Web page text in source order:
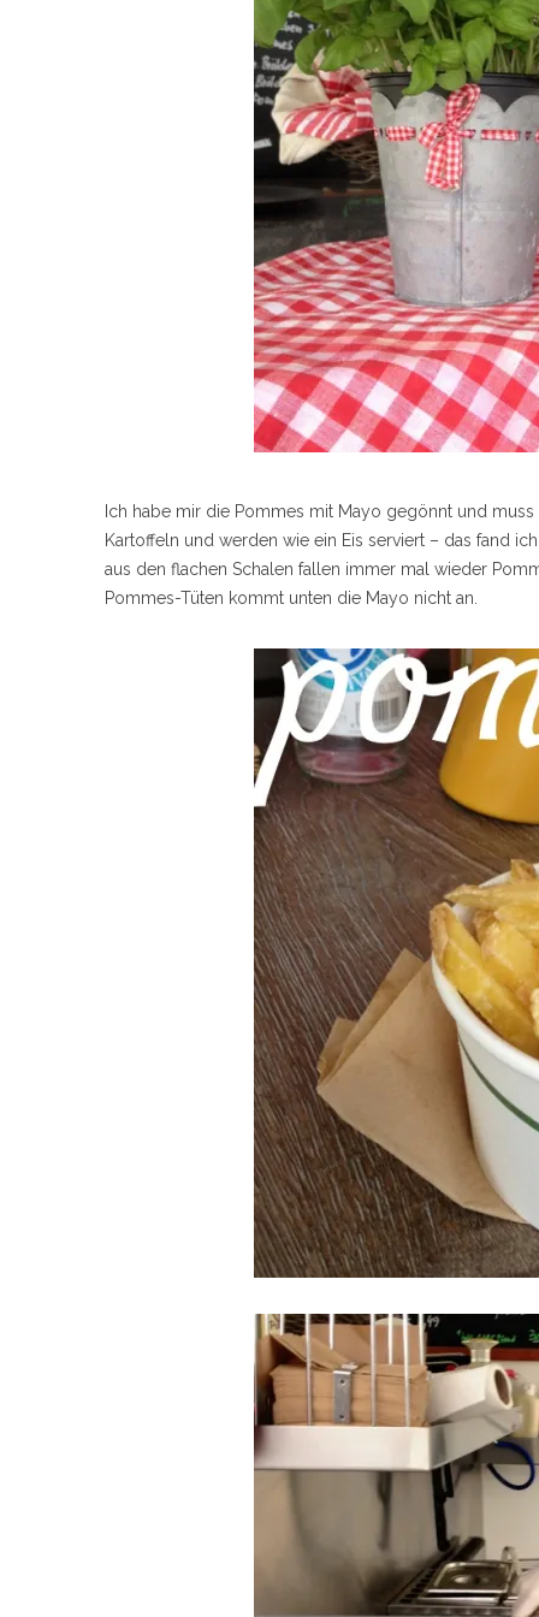
Ich habe mir die Pommes mit Mayo gegönnt und
Kartoffeln und werden wie ein Eis serviert – das fand
aus den flachen Schalen fallen immer mal wieder
Pommes-Tüten kommt unten die Mayo nicht an.